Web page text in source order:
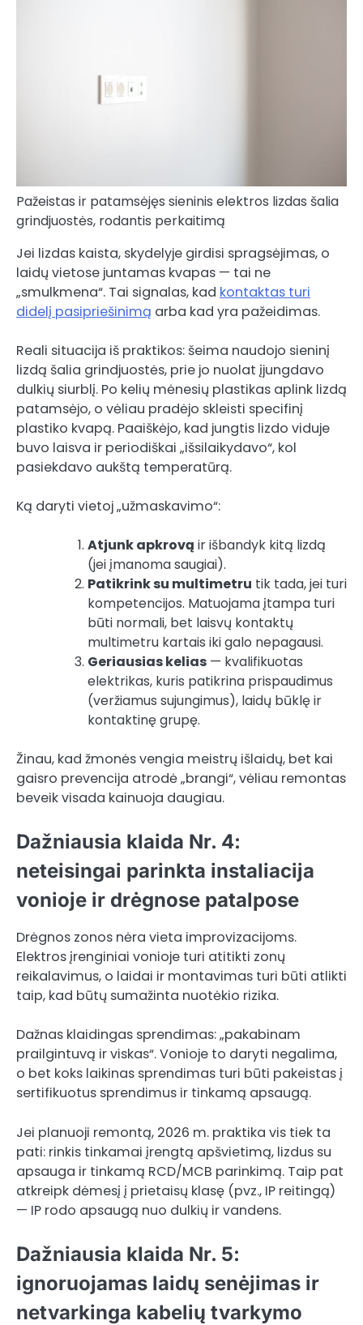
Pažeistas ir patamsėjęs sieninis elektros lizdas šalia
grindjuostės, rodantis perkaitimą
Jei lizdas kaista, skydelyje girdisi spragsėjimas, o
laidų vietose juntamas kvapas — tai ne
„smulkmena“. Tai signalas, kad kontaktas turi
didelį pasipriešinimą arba kad yra pažeidimas.
Reali situacija iš praktikos: šeima naudojo sieninį
lizdą šalia grindjuostės, prie jo nuolat įjungdavo
dulkių siurblį. Po kelių mėnesių plastikas aplink lizdą
patamsėjo, o vėliau pradėjo skleisti specifinį
plastiko kvapą. Paaiškėjo, kad jungtis lizdo viduje
buvo laisva ir periodiškai „išsilaikydavo“, kol
pasiekdavo aukštą temperatūrą.
Ką daryti vietoj „užmaskavimo“:
Atjunk apkrovą ir išbandyk kitą lizdą
(jei įmanoma saugiai).
Patikrink su multimetru tik tada, jei turi
kompetencijos. Matuojama įtampa turi
būti normali, bet laisvų kontaktų
multimetru kartais iki galo nepagausi.
Geriausias kelias — kvalifikuotas
elektrikas, kuris patikrina prispaudimus
(veržiamus sujungimus), laidų būklę ir
kontaktinę grupę.
Žinau, kad žmonės vengia meistrų išlaidų, bet kai
gaisro prevencija atrodė „brangi“, vėliau remontas
beveik visada kainuoja daugiau.
Dažniausia klaida Nr. 4:
neteisingai parinkta instaliacija
vonioje ir drėgnose patalpose
Drėgnos zonos nėra vieta improvizacijoms.
Elektros įrenginiai vonioje turi atitikti zonų
reikalavimus, o laidai ir montavimas turi būti atlikti
taip, kad būtų sumažinta nuotėkio rizika.
Dažnas klaidingas sprendimas: „pakabinam
prailgintuvą ir viskas“. Vonioje to daryti negalima,
o bet koks laikinas sprendimas turi būti pakeistas į
sertifikuotus sprendimus ir tinkamą apsaugą.
Jei planuoji remontą, 2026 m. praktika vis tiek ta
pati: rinkis tinkamai įrengtą apšvietimą, lizdus su
apsauga ir tinkamą RCD/MCB parinkimą. Taip pat
atkreipk dėmesį į prietaisų klasę (pvz., IP reitingą)
— IP rodo apsaugą nuo dulkių ir vandens.
Dažniausia klaida Nr. 5:
ignoruojamas laidų senėjimas ir
netvarkinga kabelių tvarkymo